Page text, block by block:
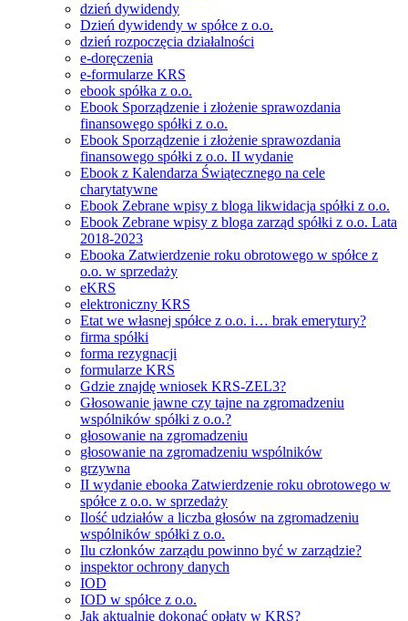
dzień dywidendy
Dzień dywidendy w spółce z o.o.
dzień rozpoczęcia działalności
e-doręczenia
e-formularze KRS
ebook spółka z o.o.
Ebook Sporządzenie i złożenie sprawozdania
finansowego spółki z o.o.
Ebook Sporządzenie i złożenie sprawozdania
finansowego spółki z o.o. II wydanie
Ebook z Kalendarza Świątecznego na cele
charytatywne
Ebook Zebrane wpisy z bloga likwidacja spółki z o.o.
Ebook Zebrane wpisy z bloga zarząd spółki z o.o. Lata
2018-2023
Ebooka Zatwierdzenie roku obrotowego w spółce z
o.o. w sprzedaży
eKRS
elektroniczny KRS
Etat we własnej spółce z o.o. i… brak emerytury?
firma spółki
forma rezygnacji
formularze KRS
Gdzie znajdę wniosek KRS-ZEL3?
Głosowanie jawne czy tajne na zgromadzeniu
wspólników spółki z o.o.?
głosowanie na zgromadzeniu
głosowanie na zgromadzeniu wspólników
grzywna
II wydanie ebooka Zatwierdzenie roku obrotowego w
spółce z o.o. w sprzedaży
Ilość udziałów a liczba głosów na zgromadzeniu
wspólników spółki z o.o.
Ilu członków zarządu powinno być w zarządzie?
inspektor ochrony danych
IOD
IOD w spółce z o.o.
Jak aktualnie dokonać opłaty w KRS?